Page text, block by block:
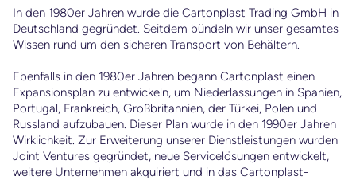
In den 1980er Jahren wurde die Cartonplast Trading GmbH in
Deutschland gegründet. Seitdem bündeln wir unser gesamtes
Wissen rund um den sicheren Transport von Behältern.
Ebenfalls in den 1980er Jahren begann Cartonplast einen
Expansionsplan zu entwickeln, um Niederlassungen in Spanien,
Portugal, Frankreich, Großbritannien, der Türkei, Polen und
Russland aufzubauen. Dieser Plan wurde in den 1990er Jahren
Wirklichkeit. Zur Erweiterung unserer Dienstleistungen wurden
Joint Ventures gegründet, neue Servicelösungen entwickelt,
weitere Unternehmen akquiriert und in das Cartonplast-